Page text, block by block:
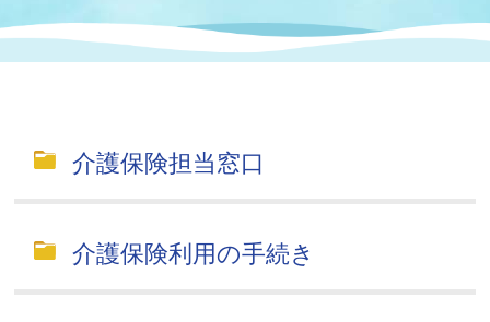
介護保険担当窓口
介護保険利用の手続き